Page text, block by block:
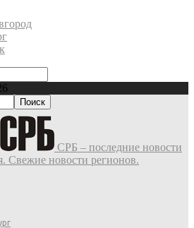
СРБ – последние новости
Свежие новости регионов.